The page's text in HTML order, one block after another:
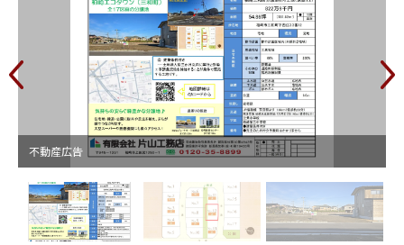
施工事例
リフォーム
スタッフブログ
定期点検予約
個人情報保護方針
不動産広告